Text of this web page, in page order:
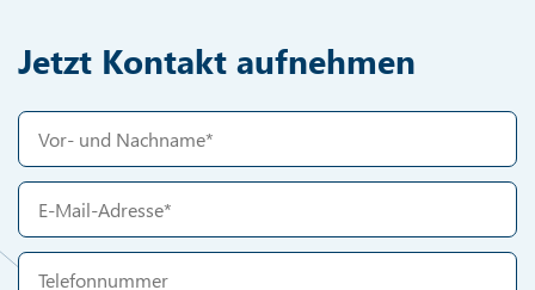
Jetzt Kontakt aufnehmen